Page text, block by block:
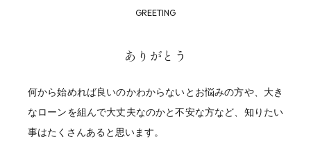
ありがとう
何から始めれば良いのかわからないとお悩みの方や、大き
なローンを組んで大丈夫なのかと不安な方など、知りたい
事はたくさんあると思います。